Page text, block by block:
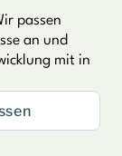
passen
an und
mit in